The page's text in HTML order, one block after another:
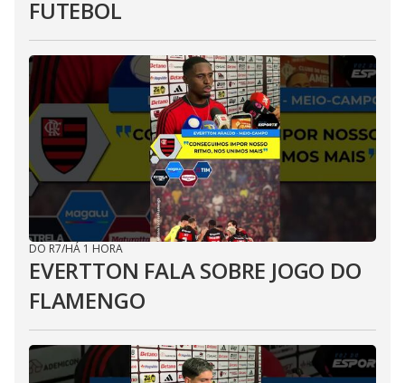
FUTEBOL
DO R7/HÁ 1 HORA
EVERTTON FALA SOBRE JOGO DO
FLAMENGO